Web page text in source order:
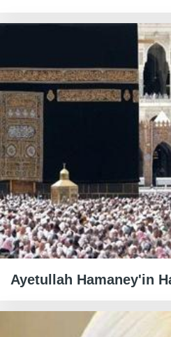
Ayetullah Hamaney'in